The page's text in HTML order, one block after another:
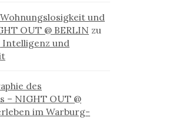
und
OUT @ BERLIN zu
Intelligenz und
des
– NIGHT OUT @
im Warburg-